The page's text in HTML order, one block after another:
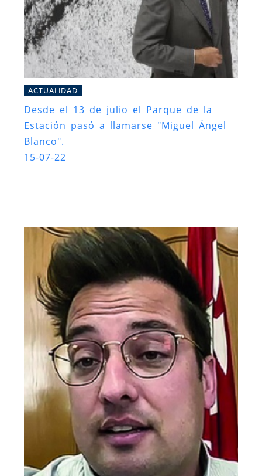
ACTUALIDAD
Desde el 13 de julio el Parque de la
Estación pasó a llamarse "Miguel Ángel
Blanco".
15-07-22